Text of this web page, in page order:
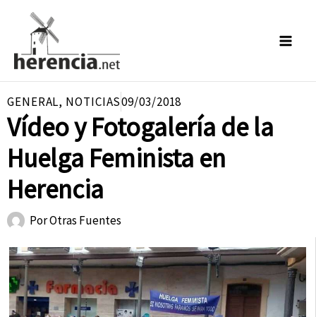
contenido
GENERAL, NOTICIAS09/03/2018
Vídeo y Fotogalería de la
Huelga Feminista en
Herencia
PorOtras Fuentes